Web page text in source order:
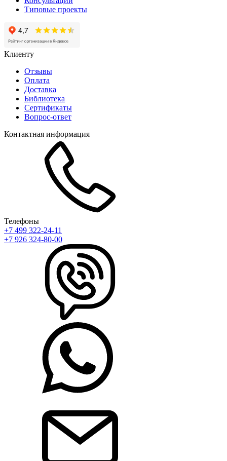
Типовые проекты
Клиенту
Отзывы
Оплата
Доставка
Библиотека
Сертификаты
Вопрос-ответ
Контактная информация
Телефоны
+7 499 322-24-11
+7 926 324-80-00